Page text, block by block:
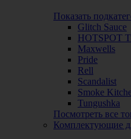
Показать
Glitch Sauce
HOTSPOT
Maxwells
Pride
Rell
Scandalist
Smoke
Tungushka
Посмотреть все
Комплектующие